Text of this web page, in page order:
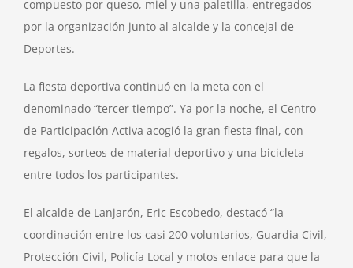
compuesto por queso, miel y una paletilla, entregados
por la organización junto al alcalde y la concejal de
Deportes.
La fiesta deportiva continuó en la meta con el
denominado “tercer tiempo”. Ya por la noche, el Centro
de Participación Activa acogió la gran fiesta final, con
regalos, sorteos de material deportivo y una bicicleta
entre todos los participantes.
El alcalde de Lanjarón, Eric Escobedo, destacó “la
coordinación entre los casi 200 voluntarios, Guardia Civil,
Protección Civil, Policía Local y motos enlace para que la